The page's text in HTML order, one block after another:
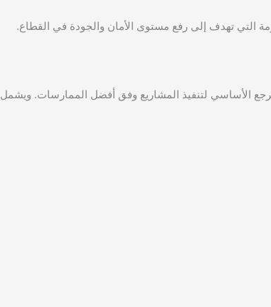
التي تهدف إلى رفع مستوى الأمان والجودة في القطاع.
الأساسي لتنفيذ المشاريع وفق أفضل الممارسات. ويشمل